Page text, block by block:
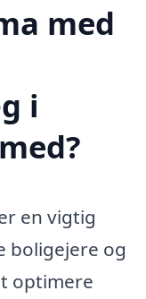
med
i
en vigtig
boligejere og
optimere